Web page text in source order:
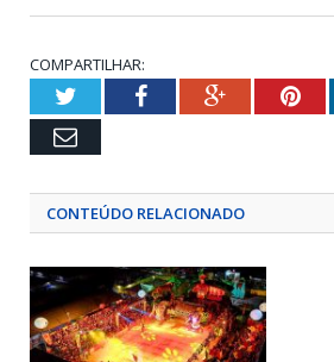
COMPARTILHAR:
TwitterFacebookGoogle+
Email
CONTEÚDO RELACIONADO